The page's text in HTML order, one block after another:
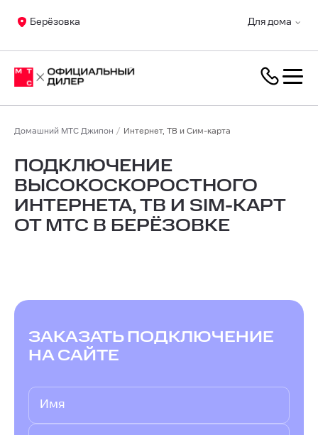
Для дома
Берёзовка
Домашний МТС Джипон Интернет, ТВ и Сим-карта
ПОДКЛЮЧЕНИЕ
ВЫСОКОСКОРОСТНОГО
ИНТЕРНЕТА, ТВ И SIM-КАРТ
ОТ МТС В БЕРЁЗОВКЕ
ЗАКАЗАТЬ ПОДКЛЮЧЕНИЕ
НА САЙТЕ